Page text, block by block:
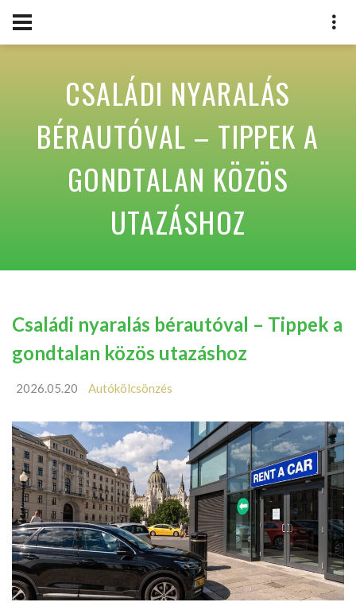
CSALÁDI NYARALÁS
BÉRAUTÓVAL – TIPPEK A
GONDTALAN KÖZÖS
UTAZÁSHOZ
Családi nyaralás bérautóval – Tippek a
gondtalan közös utazáshoz
2026.05.20 Autókölcsönzés